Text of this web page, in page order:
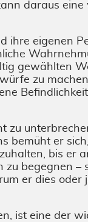
daraus eine
ihre eigenen
gewählten
zu
zu
bemüht er
bis er
begegnen –
er dies oder
ist eine der